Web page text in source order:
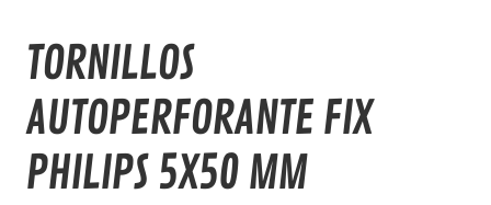
TORNILLOS
AUTOPERFORANTE FIX
PHILIPS 5X50 MM